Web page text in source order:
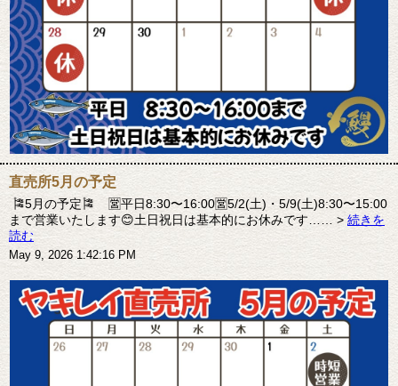
直売所5月の予定
🎏5月の予定🎏 🈺平日8:30〜16:00🈺5/2(土)・5/9(土)8:30〜15:00
まで営業いたします😊土日祝日は基本的にお休みです…… > 続きを
読む
May 9, 2026 1:42:16 PM